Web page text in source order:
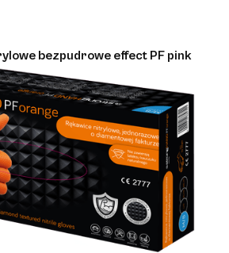
bezpudrowe effect PF pink